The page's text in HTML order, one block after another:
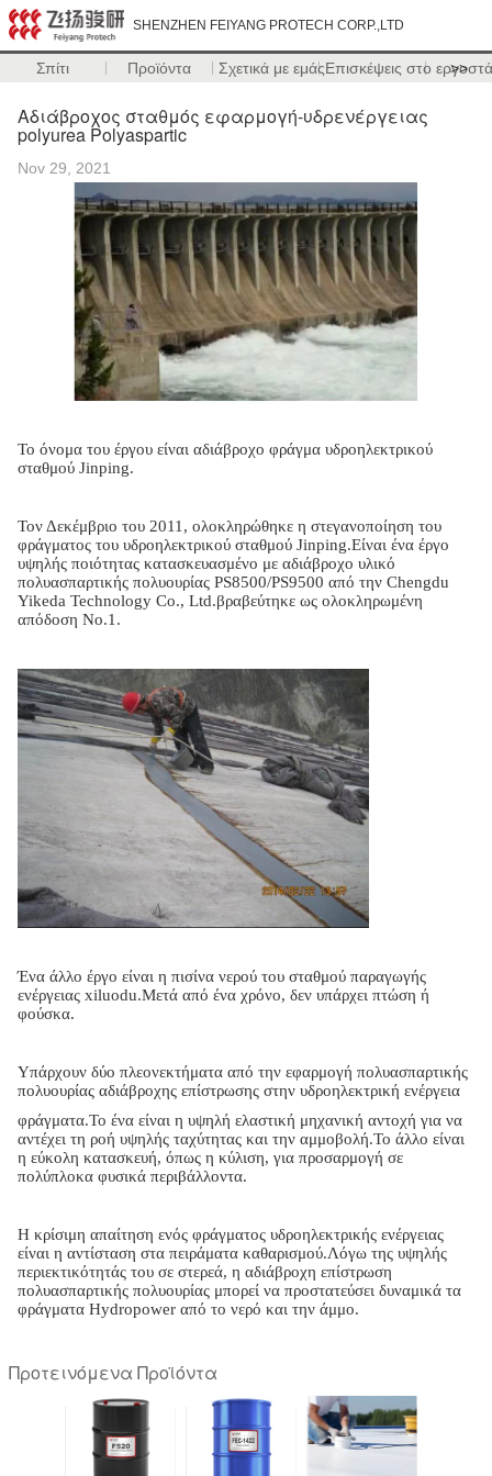
SHENZHEN FEIYANG PROTECH CORP.,LTD
Σπίτι Προϊόντα Σχετικά με εμάςΕπισκέψεις στο >>
Αδιάβροχος σταθμός εφαρμογή-υδρενέργειας
polyurea Polyaspartic
Nov 29, 2021
Το όνομα του έργου είναι αδιάβροχο φράγμα υδροηλεκτρικού
σταθμού Jinping.
Τον Δεκέμβριο του 2011, ολοκληρώθηκε η στεγανοποίηση του
φράγματος του υδροηλεκτρικού σταθμού Jinping.Είναι ένα έργο
υψηλής ποιότητας κατασκευασμένο με αδιάβροχο υλικό
πολυασπαρτικής πολυουρίας PS8500/PS9500 από την Chengdu
Yikeda Technology Co., Ltd.βραβεύτηκε ως ολοκληρωμένη
απόδοση Νο.1.
Ένα άλλο έργο είναι η πισίνα νερού του σταθμού παραγωγής
ενέργειας xiluodu.Μετά από ένα χρόνο, δεν υπάρχει πτώση ή
φούσκα.
Υπάρχουν δύο πλεονεκτήματα από την εφαρμογή πολυασπαρτικής
πολυουρίας αδιάβροχης επίστρωσης στην υδροηλεκτρική ενέργεια
φράγματα.Το ένα είναι η υψηλή ελαστική μηχανική αντοχή για να
αντέχει τη ροή υψηλής ταχύτητας και την αμμοβολή.Το άλλο είναι
η εύκολη κατασκευή, όπως η κύλιση, για προσαρμογή σε
πολύπλοκα φυσικά περιβάλλοντα.
Η κρίσιμη απαίτηση ενός φράγματος υδροηλεκτρικής ενέργειας
είναι η αντίσταση στα πειράματα καθαρισμού.Λόγω της υψηλής
περιεκτικότητάς του σε στερεά, η αδιάβροχη επίστρωση
πολυασπαρτικής πολυουρίας μπορεί να προστατεύσει δυναμικά τα
φράγματα Hydropower από το νερό και την άμμο.
Προτεινόμενα Προϊόντα